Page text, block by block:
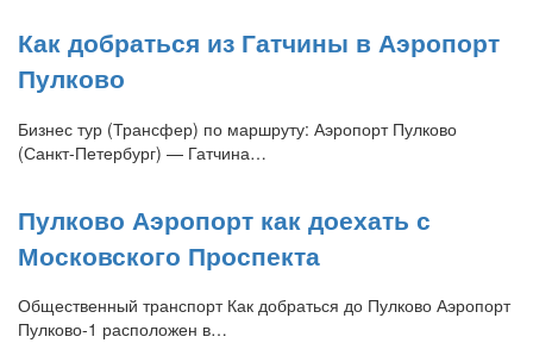
Как добраться из Гатчины в Аэропорт
Пулково
Бизнес тур (Трансфер) по маршруту: Аэропорт Пулково
(Санкт-Петербург) — Гатчина…
Пулково Аэропорт как доехать с
Московского Проспекта
Общественный транспорт Как добраться до Пулково Аэропорт
Пулково-1 расположен в…